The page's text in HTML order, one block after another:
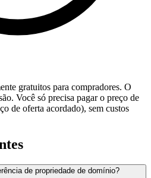
gratuitos para compradores. O
Você só precisa pagar o preço de
de oferta acordado), sem custos
de propriedade de domínio?